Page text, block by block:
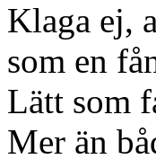
Klaga ej,
som en
Lätt som
Mer än